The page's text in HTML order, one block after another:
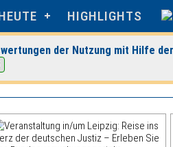
HIGHLIGHTS
der Nutzung mit Hilfe